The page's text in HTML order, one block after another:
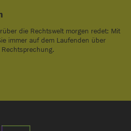
die Rechtswelt morgen redet: Mit
immer auf dem Laufenden über